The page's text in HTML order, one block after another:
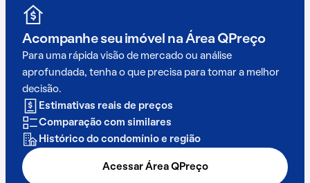
Acompanhe seu imóvel na Área QPreço
Para uma rápida visão de mercado ou análise
aprofundada, tenha o que precisa para tomar a melhor
decisão.
Estimativas reais de preços
Comparação com similares
Histórico do condomínio e região
Acessar Área QPreço